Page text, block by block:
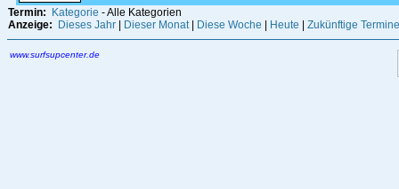
Termin:
Kategorie - Alle Kategorien
Anzeige:
Dieses Jahr Dieser Monat| Diese Woche Heute Zukünftige Termine
www.surfsupcenter.de